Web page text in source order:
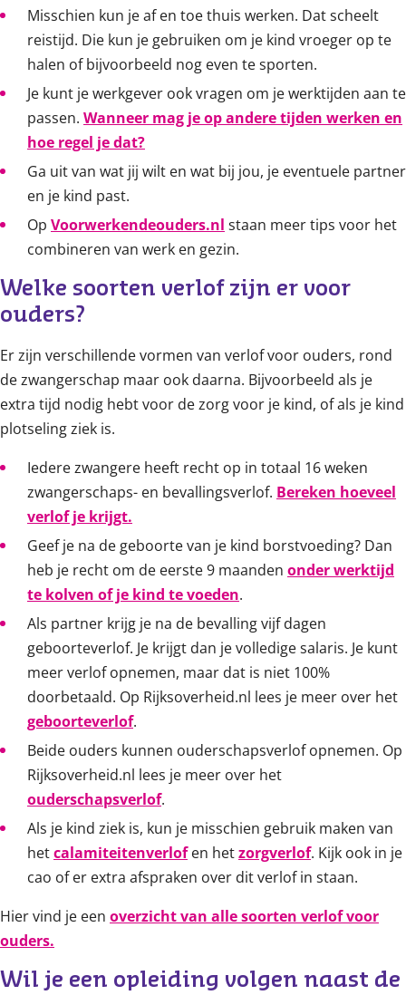
Misschien kun je af en toe thuis werken. Dat scheelt
reistijd. Die kun je gebruiken om je kind vroeger op te
halen of bijvoorbeeld nog even te sporten.
Je kunt je werkgever ook vragen om je werktijden aan te
passen. Wanneer mag je op andere tijden werken en
hoe regel je dat?
Ga uit van wat jij wilt en wat bij jou, je eventuele partner
en je kind past.
Op Voorwerkendeouders.nl staan meer tips voor het
combineren van werk en gezin.
Welke soorten verlof zijn er voor
ouders?
Er zijn verschillende vormen van verlof voor ouders, rond
de zwangerschap maar ook daarna. Bijvoorbeeld als je
extra tijd nodig hebt voor de zorg voor je kind, of als je kind
plotseling ziek is.
Iedere zwangere heeft recht op in totaal 16 weken
zwangerschaps- en bevallingsverlof. Bereken hoeveel
verlof je krijgt.
Geef je na de geboorte van je kind borstvoeding? Dan
heb je recht om de eerste 9 maanden onder werktijd
te kolven of je kind te voeden.
Als partner krijg je na de bevalling vijf dagen
geboorteverlof. Je krijgt dan je volledige salaris. Je kunt
meer verlof opnemen, maar dat is niet 100%
doorbetaald. Op Rijksoverheid.nl lees je meer over het
geboorteverlof.
Beide ouders kunnen ouderschapsverlof opnemen. Op
Rijksoverheid.nl lees je meer over het
ouderschapsverlof.
Als je kind ziek is, kun je misschien gebruik maken van
hetcalamiteitenverlofen hetzorgverlof. Kijk ook in je
cao of er extra afspraken over dit verlof in staan.
Hier vind je een overzicht van alle soorten verlof voor
ouders.
Wil je een opleiding volgen naast de